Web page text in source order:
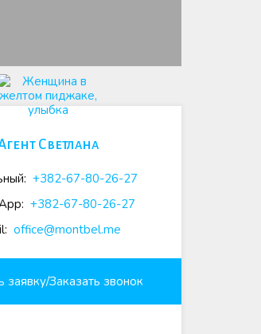
Светлана
+382-67-80-26-27
+382-67-80-26-27
office@montbel.me
заявку/Заказать звонок